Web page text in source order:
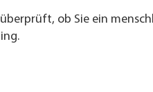
ob Sie ein